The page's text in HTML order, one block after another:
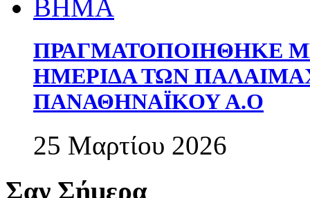
ΠΡΑΓΜΑΤΟΠΟΙΗΘΗΚΕ
ΗΜΕΡΙΔΑ ΤΩΝ
ΠΑΝΑΘΗΝΑΪΚΟΥ Α.Ο
25 Μαρτίου 2026
Σαν Σήμερα